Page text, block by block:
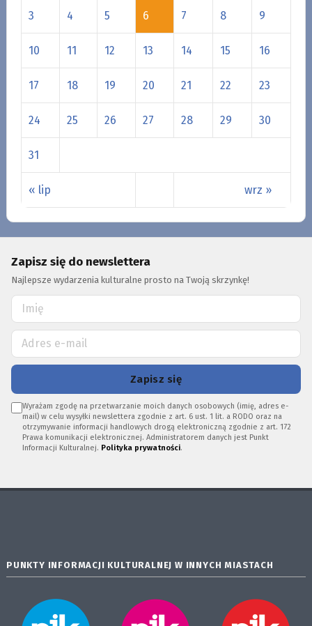
« lip wrz »
3 4 5 6 7 8 9
10 11 12 13 14 15 16
17 18 19 20 21 22 23
24 25 26 27 28 29 30
31
Zapisz się do newslettera
Najlepsze wydarzenia kulturalne prosto na Twoją skrzynkę!
Zapisz się
Wyrażam zgodę na przetwarzanie moich danych osobowych (imię, adres e-
mail) w celu wysyłki newslettera zgodnie z art. 6 ust. 1 lit. a RODO oraz na
otrzymywanie informacji handlowych drogą elektroniczną zgodnie z art. 172
Prawa komunikacji elektronicznej. Administratorem danych jest Punkt
Informacji Kulturalnej. Polityka prywatności.
PUNKTY INFORMACJI KULTURALNEJ W INNYCH MIASTACH